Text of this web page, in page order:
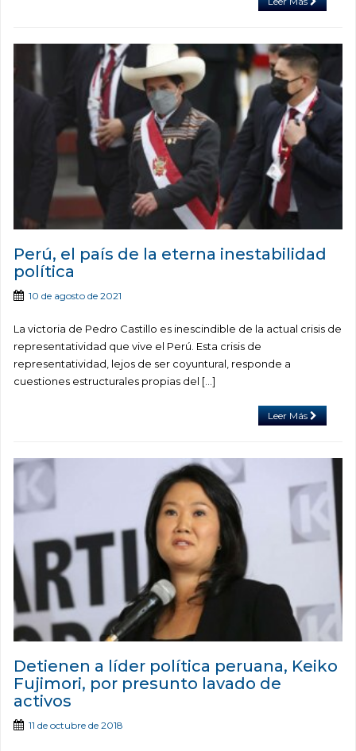
Perú, el país de la eterna inestabilidad
política
10 de agosto de 2021
La victoria de Pedro Castillo es inescindible de la actual crisis de
representatividad que vive el Perú. Esta crisis de
representatividad, lejos de ser coyuntural, responde a
cuestiones estructurales propias del […]
Leer Más
Detienen a líder política peruana, Keiko
Fujimori, por presunto lavado de
activos
11 de octubre de 2018